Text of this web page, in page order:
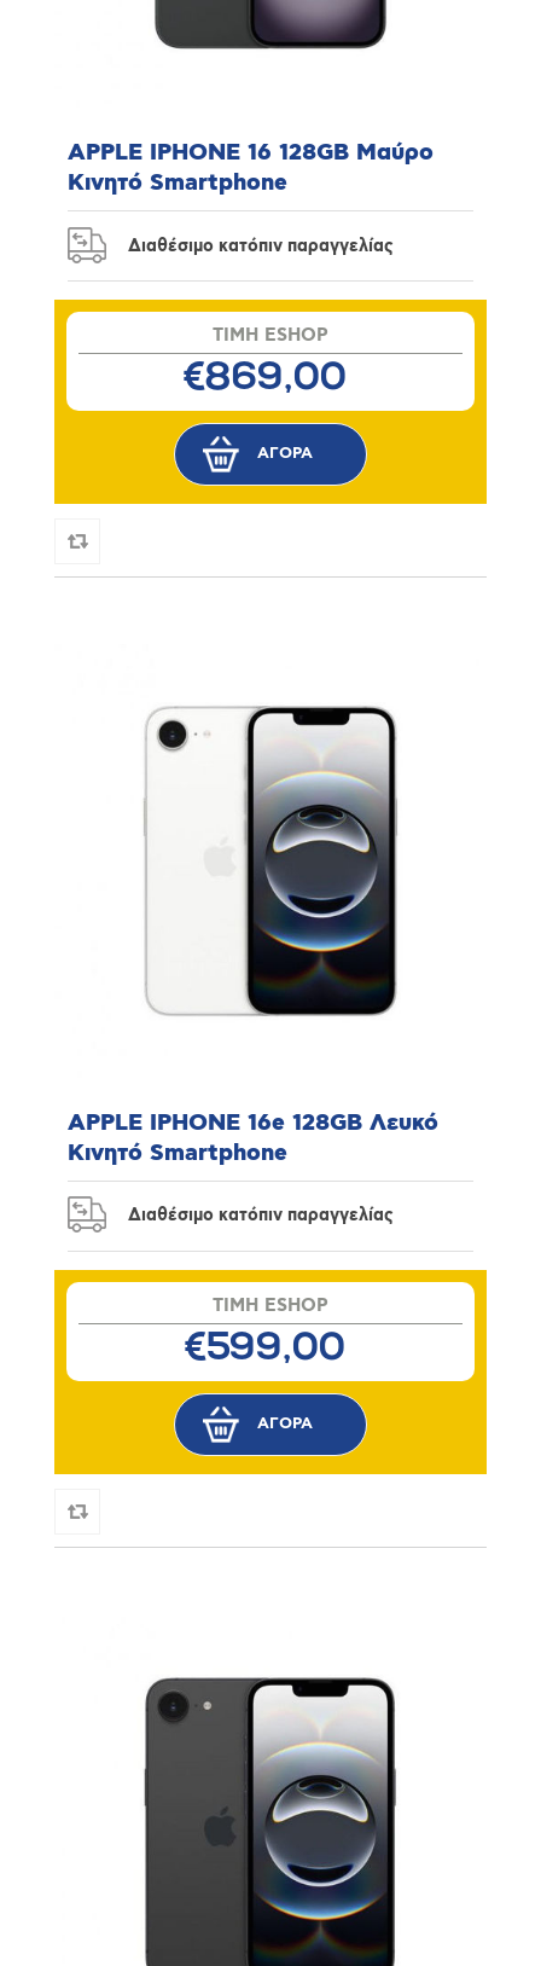
APPLE IPHONE 16 128GB Μαύρο
Κινητό Smartphone
Διαθέσιμο κατόπιν παραγγελίας
TIMH ESHOP
€869,00
APPLE IPHONE 16e 128GB Λευκό
Κινητό Smartphone
Διαθέσιμο κατόπιν παραγγελίας
TIMH ESHOP
€599,00